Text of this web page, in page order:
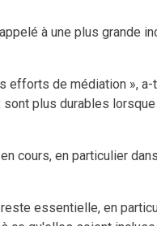
à une plus grande
efforts de médiation »,
plus durables
cours, en particulier
essentielle, en